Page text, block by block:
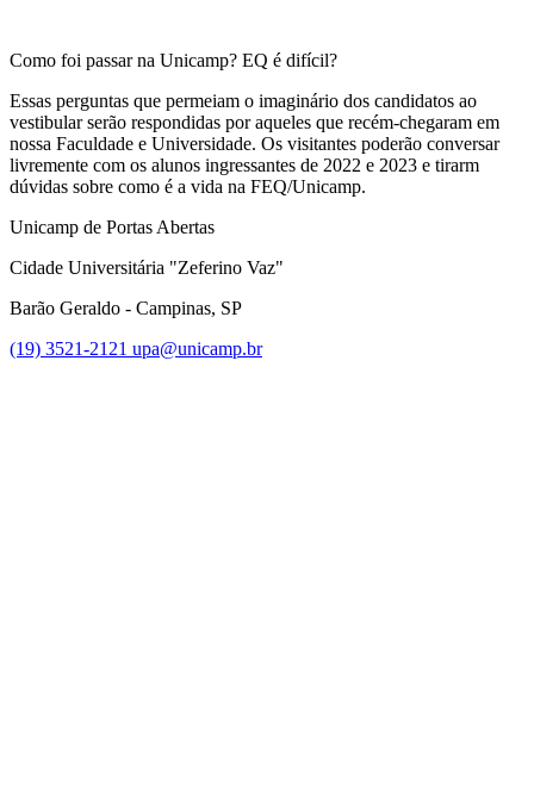
Como foi passar na Unicamp? EQ é difícil?
Essas perguntas que permeiam o imaginário dos candidatos ao
vestibular serão respondidas por aqueles que recém-chegaram em
nossa Faculdade e Universidade. Os visitantes poderão conversar
livremente com os alunos ingressantes de 2022 e 2023 e tirarm
dúvidas sobre como é a vida na FEQ/Unicamp.
Unicamp de Portas Abertas
Cidade Universitária "Zeferino Vaz"
Barão Geraldo - Campinas, SP
(19) 3521-2121 upa@unicamp.br